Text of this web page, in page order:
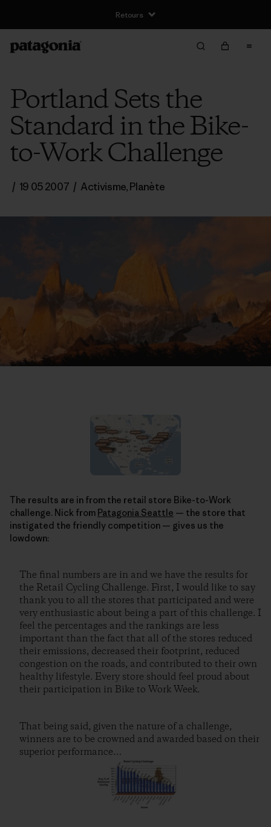
Retours
Portland Sets the
Standard in the Bike-
to-Work Challenge
/ 19 05 2007 / Activisme,Planète
The results are in from the retail store Bike-to-Work
challenge. Nick from Patagonia Seattle — the store that
instigated the friendly competition — gives us the
lowdown:
The final numbers are in and we have the results for
the Retail Cycling Challenge. First, I would like to say
thank you to all the stores that participated and were
very enthusiastic about being a part of this challenge. I
feel the percentages and the rankings are less
important than the fact that all of the stores reduced
their emissions, decreased their footprint, reduced
congestion on the roads, and contributed to their own
healthy lifestyle. Every store should feel proud about
their participation in Bike to Work Week.
That being said, given the nature of a challenge,
winners are to be crowned and awarded based on their
superior performance…